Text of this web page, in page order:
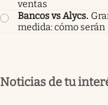
ventas
Bancos vs Alycs.
medida: cómo serán
Noticias de tu